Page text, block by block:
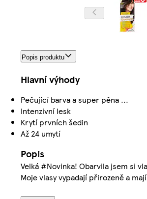
Popis produktu
Hlavní výhody
Pečující barva a super pěna ...
Intenzivní lesk
Krytí prvních šedin
Až 24 umytí
Popis
Velká #Novinka! Obarvila jsem si
Moje vlasy vypadají přirozeně a